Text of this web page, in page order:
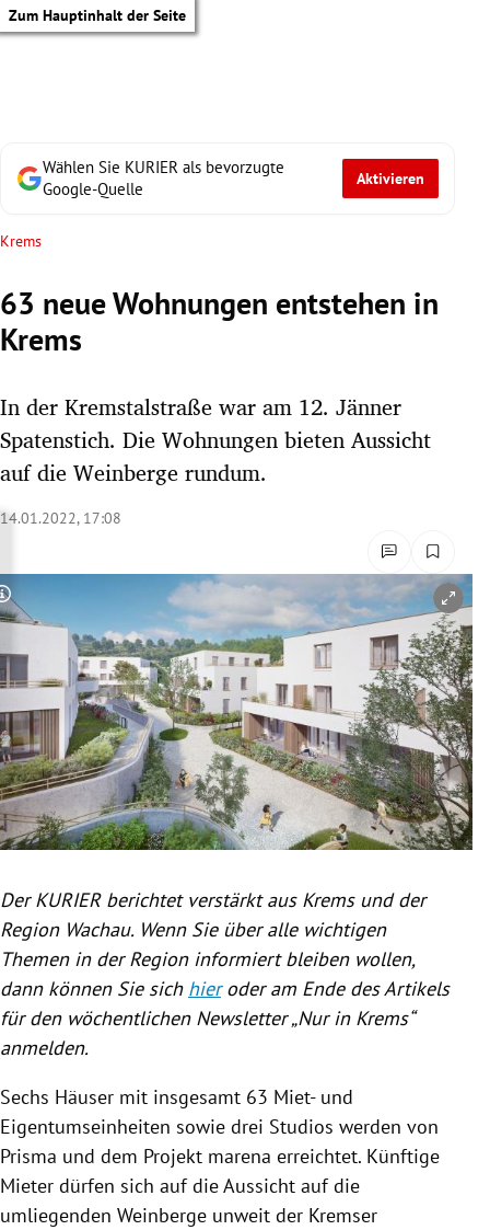
Zum Hauptinhalt der Seite
Untermenü
Untermenü
Untermenü
Untermenü
Untermenü
Untermenü
Untermenü
Untermenü
Wählen Sie KURIER als bevorzugte
Google-Quelle
Aktivieren
Krems
63 neue Wohnungen entstehen in
Krems
In der Kremstalstraße war am 12. Jänner
Spatenstich. Die Wohnungen bieten Aussicht
auf die Weinberge rundum.
14.01.2022, 17:08
Copyright-Hinweis öffnen/schließen
Der KURIER berichtet verstärkt aus Krems und der
Region Wachau. Wenn Sie über alle wichtigen
Themen in der Region informiert bleiben wollen,
dann können Sie sich hieroder am Ende des Artikels
für den wöchentlichen Newsletter „Nur in Krems“
anmelden.
Sechs Häuser mit insgesamt 63 Miet- und
Eigentumseinheiten sowie drei Studios werden von
Prisma und dem Projekt marena erreichtet. Künftige
Mieter dürfen sich auf die Aussicht auf die
umliegenden Weinberge unweit der Kremser